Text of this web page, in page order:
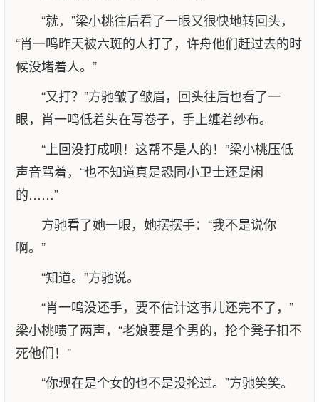
“就，”梁小桃往后看了一眼又很快地转回头，
“肖一鸣昨天被六斑的人打了，许舟他们赶过去的时
候没堵着人。”
“又打？”方驰皱了皱眉，回头往后也看了一
眼，肖一鸣低着头在写卷子，手上缠着纱布。
“上回没打成呗！这帮不是人的！”梁小桃压低
声音骂着，“也不知道真是恐同小卫士还是闲
的……”
方驰看了她一眼，她摆摆手：“我不是说你
啊。”
“知道。”方驰说。
“肖一鸣没还手，要不估计这事儿还完不了，”
梁小桃啧了两声，“老娘要是个男的，抡个凳子扣不
死他们！”
“你现在是个女的也不是没抡过。”方驰笑笑。